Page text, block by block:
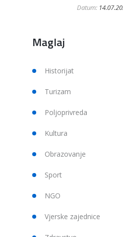
Datum:
Maglaj
Historijat
Turizam
Poljoprivreda
Kultura
Obrazovanje
Sport
NGO
Vjerske zajednice